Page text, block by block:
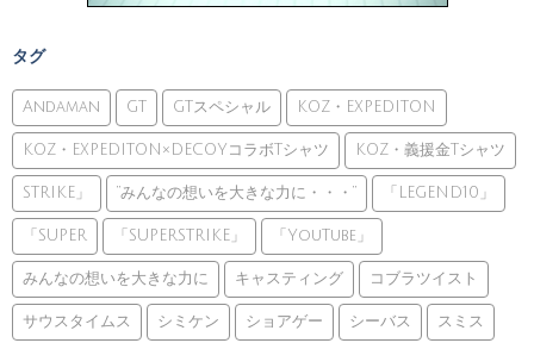
タグ
Andaman GT GTスペシャル KOZ・EXPEDITON
KOZ・EXPEDITON×DECOYコラボTシャツ KOZ・義援金Tシャツ
STRIKE」 ”みんなの想いを大きな力に・・・” 「LEGEND10」
「SUPER 「SUPERSTRIKE」 「YouTube」
みんなの想いを大きな力に キャスティング コブラツイスト
サウスタイムス シミケン ショアゲー シーバス スミス